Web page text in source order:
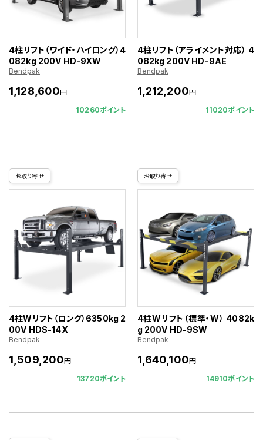
4柱リフト（ワイド・ハイロング）4
082kg 200V HD-9XW
Bendpak
1,128,600円
10260ポイント
4柱リフト（アライメント対応） 4
082kg 200V HD-9AE
Bendpak
1,212,200円
11020ポイント
お取り寄せ
4柱Wリフト（ロング）6350kg 2
00V HDS-14X
Bendpak
1,509,200円
13720ポイント
お取り寄せ
4柱Wリフト（標準・W） 4082k
g 200V HD-9SW
Bendpak
1,640,100円
14910ポイント